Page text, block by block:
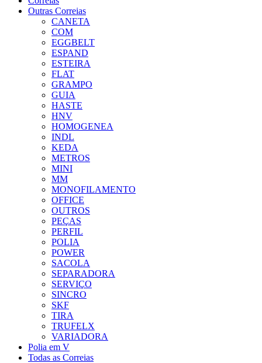
Outras Correias
CANETA
COM
EGGBELT
ESPAND
ESTEIRA
FLAT
GRAMPO
GUIA
HASTE
HNV
HOMOGENEA
INDL
KEDA
METROS
MINI
MM
MONOFILAMENTO
OFFICE
OUTROS
PEÇAS
PERFIL
POLIA
POWER
SACOLA
SEPARADORA
SERVIÇO
SINCRO
SKF
TIRA
TRUFELX
VARIADORA
Polia em V
Todas as Correias